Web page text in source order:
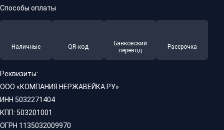
Способы оплаты
Наличные QR-код
Банковский
перевод
Рассрочка
Реквизиты:
ООО «КОМПАНИЯ НЕРЖАВЕЙКА.РУ»
ИНН 5032271404
КПП: 503201001
ОГРН 1135032009970